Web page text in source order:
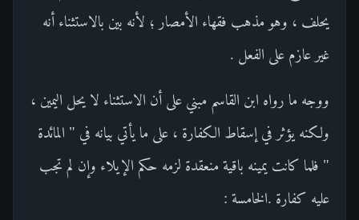
يحلف ، وهو مذهب فقهاء الأمصار ؛ لأنه بين بالاستثناء أنه
غير عازم على الفعل .
ووجه ما رواه ابن القاسم مبني على أن الاستثناء لا يحل اليمين ،
ولكنه يؤثر في إسقاط الكفارة ، على ما يأتي بيانه في " المائدة
" فلما كانت يمينه باقية منعقدة لزمه حكم الإيلاء وإن لم تجب
عليه كفارة .الخامسة :